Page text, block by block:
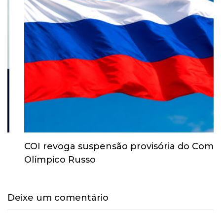
COI revoga suspensão provisória do Comitê
Olímpico Russo
Deixe um comentário